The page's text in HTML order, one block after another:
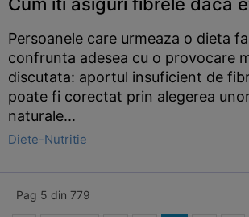
Persoanele care urmeaza o dieta
confrunta adesea cu o provocare
discutata: aportul insuficient de
poate fi corectat prin alegerea
naturale...
Diete-Nutritie
Pag 5 din 779